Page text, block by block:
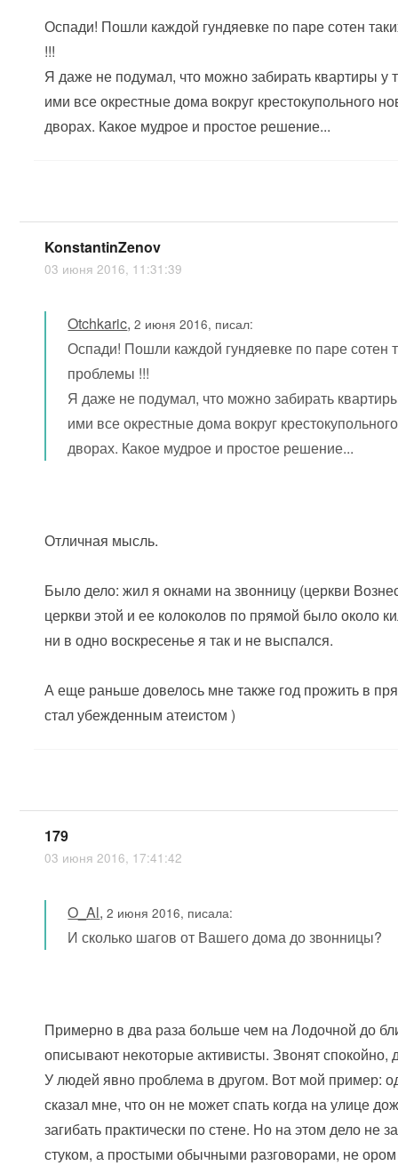
Оспади! Пошли каждой гундяевке по паре сотен
!!!
Я даже не подумал, что можно забирать квартиры у
ими все окрестные дома вокруг крестокупольного
дворах. Какое мудрое и простое решение...
KonstantinZenov
03 июня 2016, 11:31:39
Otchkaric,2 июня 2016, писал:
Оспади! Пошли каждой гундяевке по паре сотен
проблемы !!!
Я даже не подумал, что можно забирать
ими все окрестные дома вокруг
дворах. Какое мудрое и простое решение...
Отличная мысль.
Было дело: жил я окнами на звонницу (церкви
церкви этой и ее колоколов по прямой было около
ни в одно воскресенье я так и не выспался.
А еще раньше довелось мне также год прожить в
стал убежденным атеистом )
179
03 июня 2016, 17:41:42
O_Al,2 июня 2016, писала:
И сколько шагов от Вашего дома до звонницы?
Примерно в два раза больше чем на Лодочной до
описывают некоторые активисты. Звонят
У людей явно проблема в другом. Вот мой пример:
сказал мне, что он не может спать когда на улице
загибать практически по стене. Но на этом дело
стуком, а простыми обычными разговорами, не